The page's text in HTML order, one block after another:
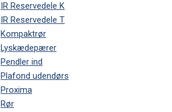
IR Reservedele K
IR Reservedele T
Kompaktrør
Lyskædepærer
Pendler ind
Plafond udendørs
Proxima
Rør